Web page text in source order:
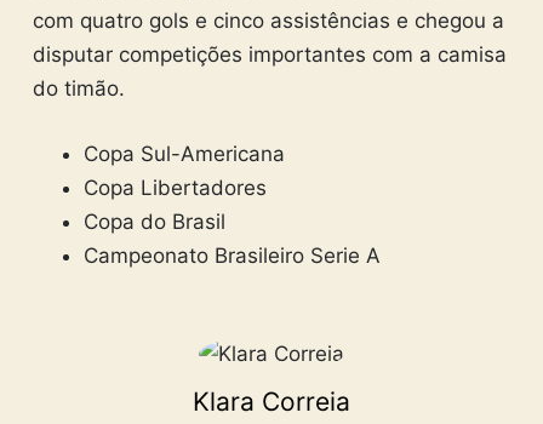
com quatro gols e cinco assistências e chegou a
disputar competições importantes com a camisa
do timão.
Copa Sul-Americana
Copa Libertadores
Copa do Brasil
Campeonato Brasileiro Serie A
Klara Correia